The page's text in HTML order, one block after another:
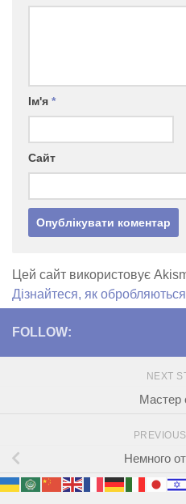
Ім'я *
Сайт
Цей сайт використовує
Дізнайтеся, як
FOLLOW:
NEXT
Мастер
Немного